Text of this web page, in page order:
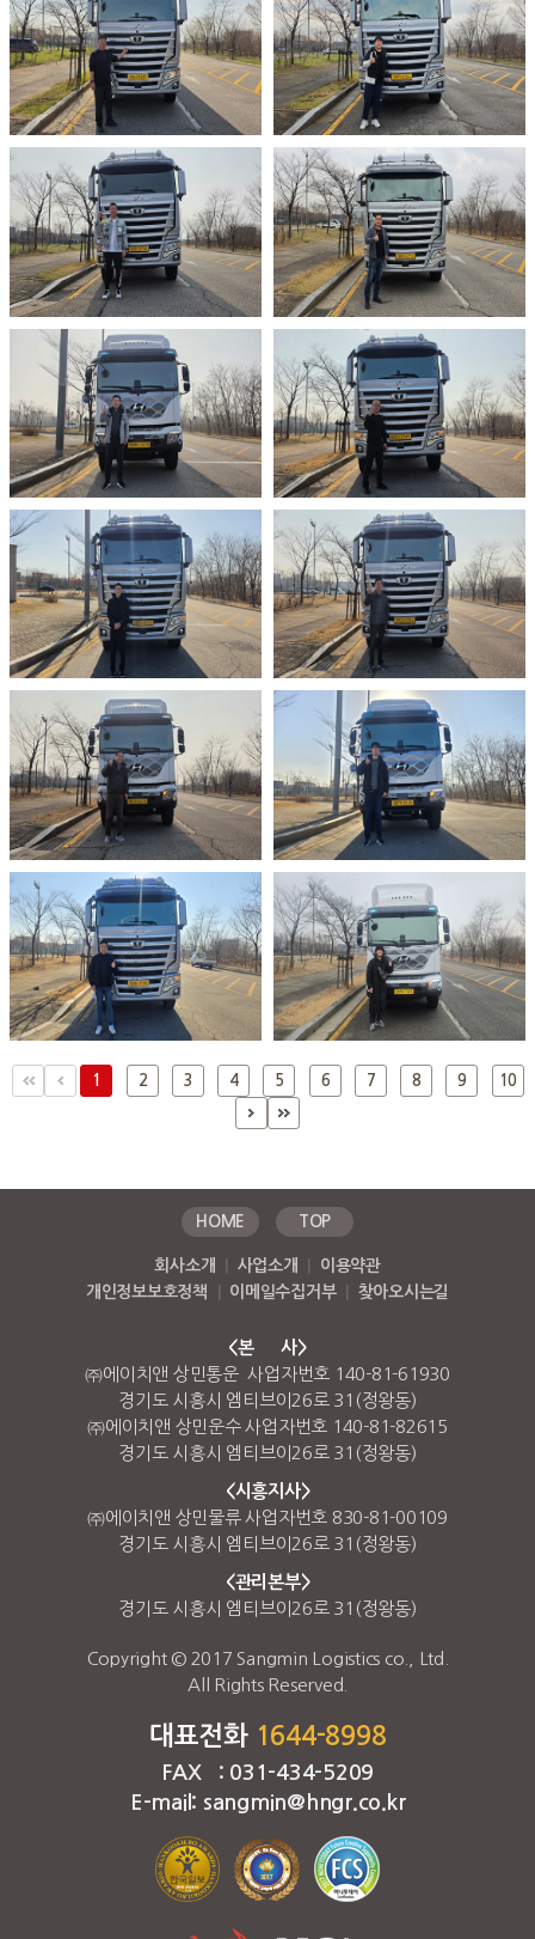
1 2 3 4 5 6 7 8 9 10
HOME TOP
회사소개 사업소개
이용약관
개인정보보호정책
이메일수집거부 찾아오시는길
<본 사>
㈜에이치앤 상민통운 사업자번호 140-81-61930
경기도 시흥시 엠티브이26로 31(정왕동)
㈜에이치앤 상민운수 사업자번호 140-81-82615
경기도 시흥시 엠티브이26로 31(정왕동)
<시흥지사>
㈜에이치앤 상민물류 사업자번호 830-81-00109
경기도 시흥시 엠티브이26로 31(정왕동)
<관리본부>
경기도 시흥시 엠티브이26로 31(정왕동)
Copyright © 2017 Sangmin Logistics co., Ltd.
All Rights Reserved.
대표전화 1644-8998
FAX : 031-434-5209
E-mail: sangmin@hngr.co.kr